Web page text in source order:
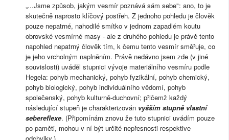
„...Jsme způsob, jakým vesmír poznává sám sebe": ano, to je
skutečně naprosto klíčový postřeh. Z jednoho pohledu je člověk
pouze nepatrné, nahodilé smítko v jednom zapadlém koutu
obrovské vesmírné masy - ale z druhého pohledu je právě tento
napohled nepatrný člověk tím, k čemu tento vesmír směřuje, co
je jeho vrcholným naplněním. Právě nedávno jsem zde (v jiné
souvislosti) uváděl stupnici vývoje materiálního vesmíru podle
Hegela: pohyb mechanický, pohyb fyzikální, pohyb chemický,
pohyb biologický, pohyb individuálního vědomí, pohyb
společenský, pohyb kulturně-duchovní; přičemž každý
následující stupeň je charakterizován vyšším stupně vlastní
sebereflexe. (Připomínám znovu že tuto stupnici uvádím pouze
po paměti, mohou v ní být určité nepřesnosti respektive